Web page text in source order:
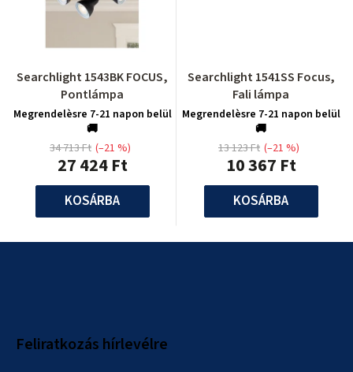
Searchlight 1543BK FOCUS,
Pontlámpa
Megrendelèsre 7-21 napon belül
🚚
27 424 Ft
34 713 Ft (–21 %)
KOSÁRBA
Searchlight 1541SS Focus,
Fali lámpa
Megrendelèsre 7-21 napon belül
🚚
10 367 Ft
13 123 Ft (–21 %)
KOSÁRBA
Feliratkozás hírlevélre